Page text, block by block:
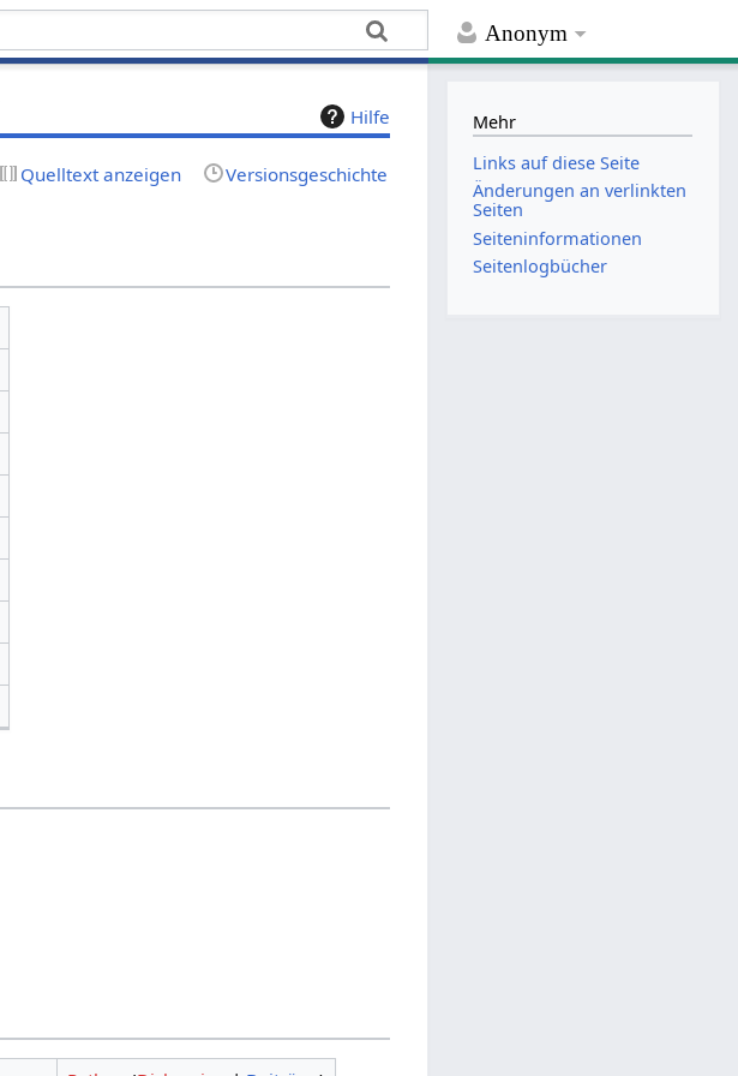
Anonym
Hilfe
Quelltext anzeigen Versionsgeschichte
Mehr
Links auf diese Seite
Änderungen an verlinkten
Seiten
Seiten­­informationen
Seitenlogbücher